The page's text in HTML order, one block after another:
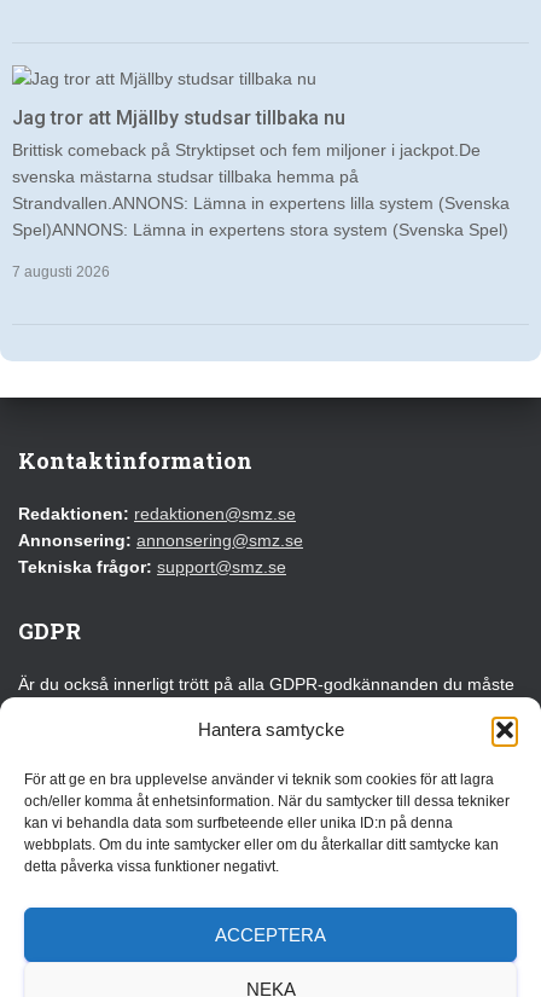
Hantera samtycke
För att ge en bra upplevelse använder vi teknik som cookies för att lagra
och/eller komma åt enhetsinformation. När du samtycker till dessa tekniker
kan vi behandla data som surfbeteende eller unika ID:n på denna
webbplats. Om du inte samtycker eller om du återkallar ditt samtycke kan
detta påverka vissa funktioner negativt.
ACCEPTERA
NEKA
Jag tror att Mjällby studsar tillbaka nu
Brittisk comeback på Stryktipset och fem miljoner i jackpot.De
svenska mästarna studsar tillbaka hemma på
Strandvallen.ANNONS: Lämna in expertens lilla system (Svenska
Spel)ANNONS: Lämna in expertens stora system (Svenska Spel)
7 augusti 2026
Kontaktinformation
Redaktionen: redaktionen@smz.se
Annonsering: annonsering@smz.se
Tekniska frågor: support@smz.se
GDPR
Är du också innerligt trött på alla GDPR-godkännanden du måste
Läs vår GDPR-information
Annonsera
Vi erbjuder flera olika annonslösningar som kan anpassas efter
målgrupp, budget och syfte. Oavsett om du vill bygga
varumärkeskännedom, driva trafik eller lyfta ett specifikt
erbjudande finns det flexibla alternativ som passar både kortare